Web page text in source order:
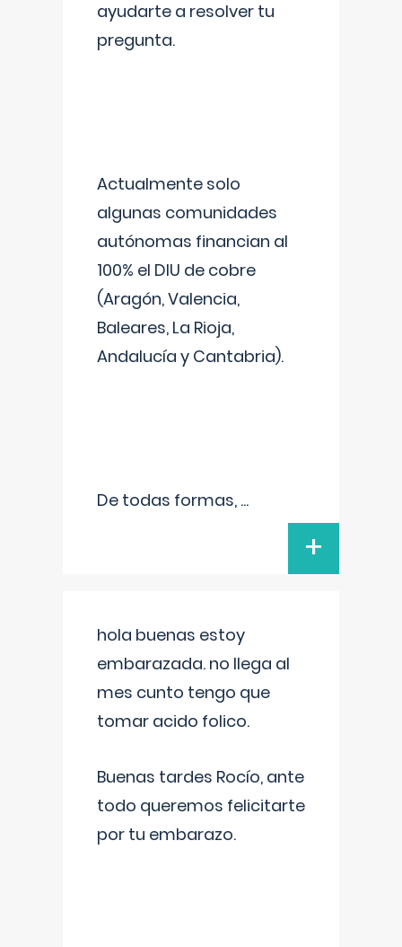
ayudarte a resolver tu
pregunta.
Actualmente solo
algunas comunidades
autónomas financian al
100% el DIU de cobre
(Aragón, Valencia,
Baleares, La Rioja,
Andalucía y Cantabria).
De todas formas, ...
+
hola buenas estoy
embarazada. no llega al
mes cunto tengo que
tomar acido folico.
Buenas tardes Rocío, ante
todo queremos felicitarte
por tu embarazo.